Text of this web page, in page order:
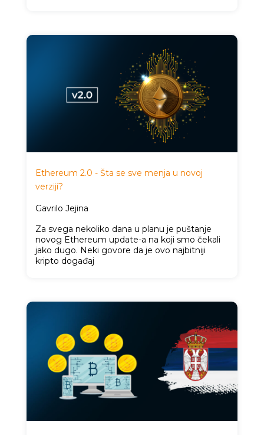
Ethereum 2.0 - Šta se sve menja u novoj
verziji?
Gavrilo Jejina
Za svega nekoliko dana u planu je puštanje
novog Ethereum update-a na koji smo čekali
jako dugo. Neki govore da je ovo najbitniji
kripto događaj